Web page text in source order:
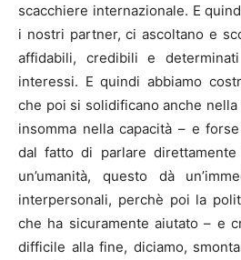
scacchiere internazionale. E
i nostri partner, ci ascoltano e
affidabili, credibili e
interessi. E quindi abbiamo
che poi si solidificano anche
insomma nella capacità – e
dal fatto di parlare
un’umanità, questo dà
interpersonali, perchè poi la
che ha sicuramente aiutato – e
difficile alla fine, diciamo,